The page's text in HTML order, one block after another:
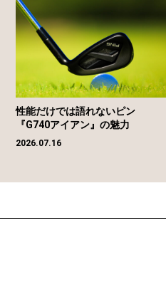
性能だけでは語れないピン
『G740アイアン』の魅力
2026.07.16